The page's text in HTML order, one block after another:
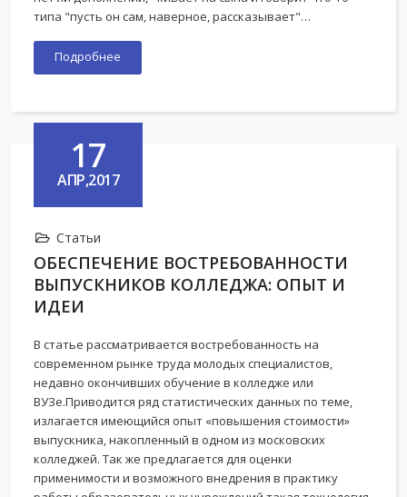
типа "пусть он сам, наверное, рассказывает"…
Подробнее
17
АПР,2017
Статьи
ОБЕСПЕЧЕНИЕ ВОСТРЕБОВАННОСТИ
ВЫПУСКНИКОВ КОЛЛЕДЖА: ОПЫТ И
ИДЕИ
В статье рассматривается востребованность на
современном рынке труда молодых специалистов,
недавно окончивших обучение в колледже или
ВУЗе.Приводится ряд статистических данных по теме,
излагается имеющийся опыт «повышения стоимости»
выпускника, накопленный в одном из московских
колледжей. Так же предлагается для оценки
применимости и возможного внедрения в практику